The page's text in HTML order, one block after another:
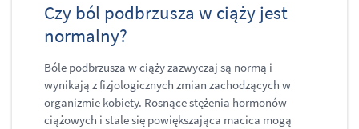
Czy ból podbrzusza w ciąży jest
normalny?
Bóle podbrzusza w ciąży zazwyczaj są normą i
wynikają z fizjologicznych zmian zachodzących w
organizmie kobiety. Rosnące stężenia hormonów
ciążowych i stale się powiększająca macica mogą